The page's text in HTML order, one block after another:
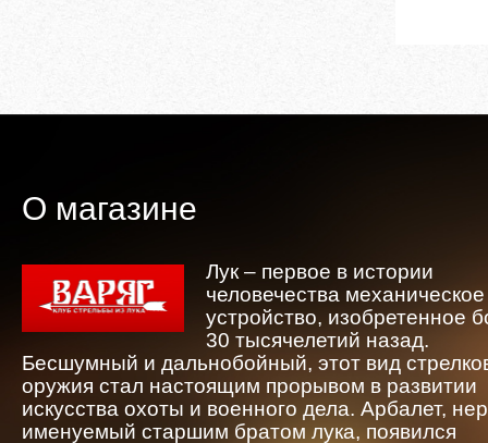
О магазине
Лук – первое в истории
человечества механическое
устройство, изобретенное
30 тысячелетий назад.
Бесшумный и дальнобойный, этот вид
оружия стал настоящим прорывом в развитии
искусства охоты и военного дела. Арбалет,
именуемый старшим братом лука, появился